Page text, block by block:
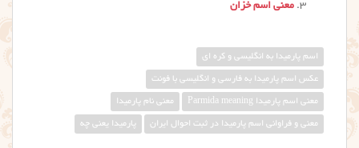
معنی اسم خزان
اسم پارمیدا به انگلیسی و کره ای
عکس اسم پارمیدا به فارسی و انگلیسی با فونت
معنی اسم پارمیدا Parmida meaning معنی نام پارمیدا
معنی و فراوانی اسم پارمیدا در ثبت احوال ایران پارمیدا یعنی چه